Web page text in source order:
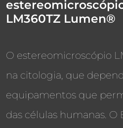
LM360TZ Lumen®
O estereomicroscópio
na citologia, que
equipamentos que
das células humanas.